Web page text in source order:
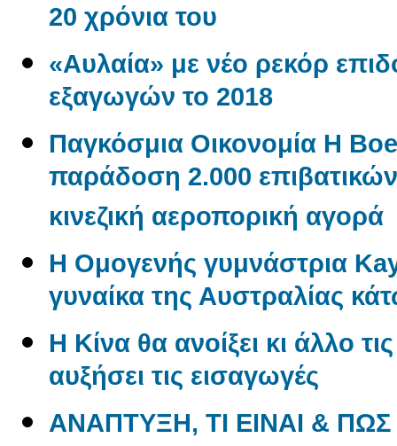
20 χρόνια του
«Αυλαία» με νέο ρεκόρ
εξαγωγών το 2018
Παγκόσμια Οικονομία Η
παράδοση 2.000
κινεζική αεροπορική αγορά
Η Ομογενής γυμνάστρια
γυναίκα της Αυστραλίας
Η Κίνα θα ανοίξει κι άλλο
αυξήσει τις εισαγωγές
ΑΝΑΠΤΥΞΗ, ΤΙ ΕΙΝΑΙ &